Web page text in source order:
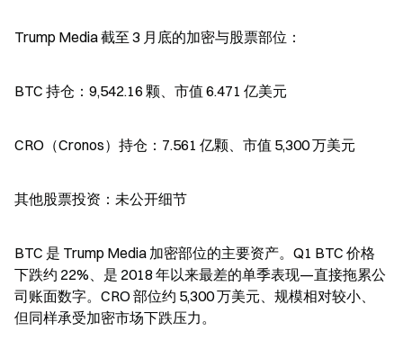
Trump Media 截至 3 月底的加密与股票部位：
BTC 持仓：9,542.16 颗、市值 6.471 亿美元
CRO（Cronos）持仓：7.561 亿颗、市值 5,300 万美元
其他股票投资：未公开细节
BTC 是 Trump Media 加密部位的主要资产。Q1 BTC 价格
下跌约 22%、是 2018 年以来最差的单季表现—直接拖累公
司账面数字。CRO 部位约 5,300 万美元、规模相对较小、
但同样承受加密市场下跌压力。